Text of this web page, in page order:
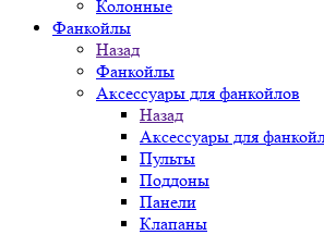
Колонные
Фанкойлы
Назад
Фанкойлы
Аксессуары для фанкойлов
Назад
Аксессуары для
Пульты
Поддоны
Панели
Клапаны